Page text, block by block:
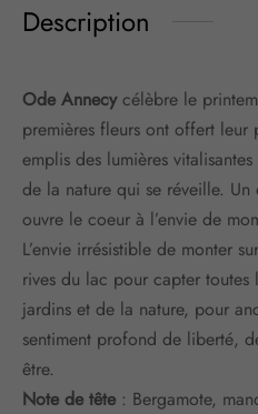
Description
Ode Annecycélèbre le
premières fleurs ont offert leur
emplis des lumières vitalisantes
de la nature qui se réveille.
ouvre le coeur à l’envie de
L’envie irrésistible de monter
rives du lac pour capter toutes
jardins et de la nature, pour
sentiment profond de liberté,
être.
Note de tête : Bergamote,